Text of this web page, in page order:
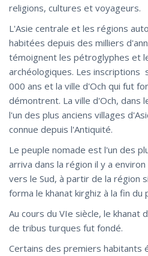
religions, cultures et voyageurs.
L'Asie centrale et les régions
habitées depuis des milliers
témoignent les pétroglyphes et
archéologiques. Les inscriptions
000 ans et la ville d'Och qui fut
démontrent. La ville d'Och, dans
l'un des plus anciens villages
connue depuis l'Antiquité.
Le peuple nomade est l'un des
arriva dans la région il y a
vers le Sud, à partir de la région
forma le khanat kirghiz à la fin du
Au cours du VIe siècle, le khanat
de tribus turques fut fondé.
Certains des premiers habitants